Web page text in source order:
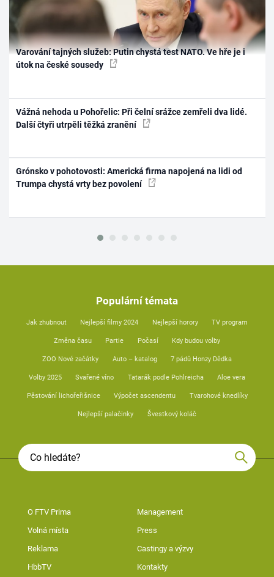
Varování tajných služeb: Putin chystá test NATO. Ve hře je i
útok na české sousedy
Vážná nehoda u Pohořelic: Při čelní srážce zemřeli dva lidé.
Další čtyři utrpěli těžká zranění
Grónsko v pohotovosti: Americká firma napojená na lidi od
Trumpa chystá vrty bez povolení
Populární témata
Jak zhubnout Nejlepší filmy 2024 Nejlepší horory TV program
Změna času Partie Počasí Kdy budou volby
ZOO Nové začátky Auto – katalog 7 pádů Honzy Dědka
Volby 2025 Svařené víno Tatarák podle Pohlreicha Aloe vera
Pěstování lichořeřišnice Výpočet ascendentu Tvarohové knedlíky
Nejlepší palačinky Švestkový koláč
O FTV Prima Management
Volná místa Press
Reklama Castingy a výzvy
HbbTV Kontakty